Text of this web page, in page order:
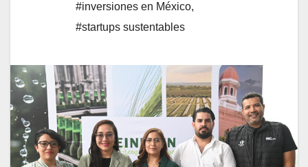
#inversiones en México,
#startups sustentables